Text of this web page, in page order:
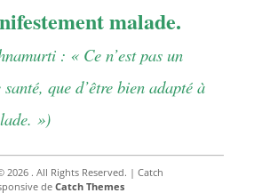
malade.
: « Ce n’est pas un
que d’être bien adapté à
»)
2026 . All Rights Reserved. | Catch
deCatch Themes